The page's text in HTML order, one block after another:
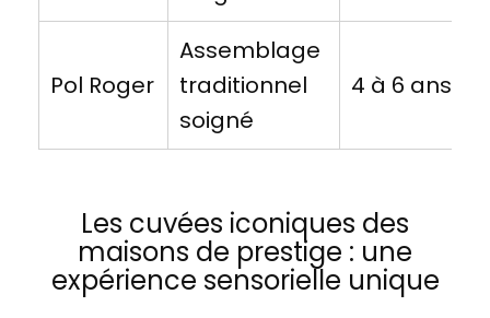
Pol Roger
Assemblage
traditionnel
soigné
4 à 6 ans
Les cuvées iconiques des
maisons de prestige : une
expérience sensorielle unique